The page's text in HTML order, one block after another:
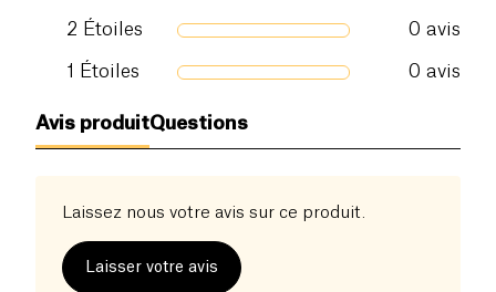
2 Étoiles 0 avis
1 Étoiles 0 avis
Avis produitQuestions
Laissez nous votre avis sur ce produit.
Laisser votre avis